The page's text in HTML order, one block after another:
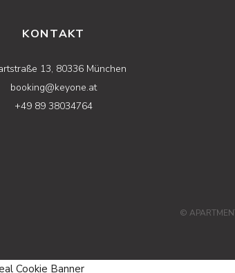
KONTAKT
13, 80336 München
booking@keyone.at
+49 89 38034764
©
Cookie Banner